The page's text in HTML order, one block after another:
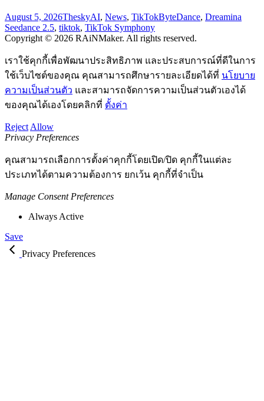
August 5, 2026TheskyAI, News, TikTokByteDance, Dreamina
Seedance 2.5, tiktok, TikTok Symphony
Copyright © 2026 RAiNMaker. All rights reserved.
เราใช้คุกกี้เพื่อพัฒนาประสิทธิภาพ และประสบการณ์ที่ดีในการ
ใช้เว็บไซต์ของคุณ คุณสามารถศึกษารายละเอียดได้ที่ นโยบาย
ความเป็นส่วนตัว และสามารถจัดการความเป็นส่วนตัวเองได้
ของคุณได้เองโดยคลิกที่ ตั้งค่า
Reject Allow
Privacy Preferences
คุณสามารถเลือกการตั้งค่าคุกกี้โดยเปิด/ปิด คุกกี้ในแต่ละ
ประเภทได้ตามความต้องการ ยกเว้น คุกกี้ที่จำเป็น
Manage Consent Preferences
Always Active
Save
Privacy Preferences